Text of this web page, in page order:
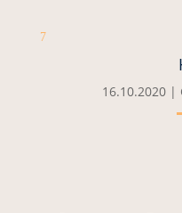
7
16.10.2020|